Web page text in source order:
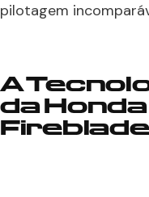
pilotagem
A
da Honda
Fireblade